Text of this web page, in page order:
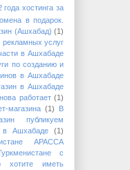
года хостинга за
в подарок.
(Ашхабад) (1)
рекламных услуг
в Ашхабаде
по созданию и
в Ашхабаде
в Ашхабаде
работает (1)
магазина (1)
В
публикуем
в Ашхабаде
(1)
АРАССА
с
хотите иметь